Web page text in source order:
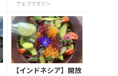
ウェブマガジン
【インドネシア】開放